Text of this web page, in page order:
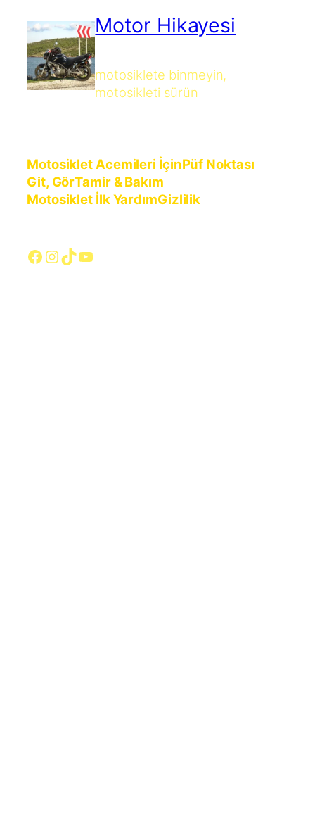
Motor Hikayesi
motosiklete binmeyin,
motosikleti sürün
Motosiklet Acemileri İçinPüf Noktası
Git, GörTamir & Bakım
Motosiklet İlk YardımGizlilik
Facebook
Instagram
TikTok
YouTube